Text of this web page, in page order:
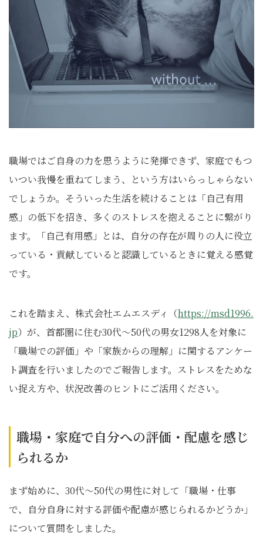
職場ではご自身の力を思うように発揮できず、家庭でもつ
いつい我慢を重ねてしまう、という方はいらっしゃらない
でしょうか。そういった生活を続けることは「自己有用
感」の低下を招き、多くのストレスを抱えることに繋がり
ます。「自己有用感」とは、自分の存在が周りの人に役立
っている・貢献していると認識しているときに覚える感覚
です。
これを踏まえ、株式会社エムエスディ（https://msd1996.
jp）が、首都圏に住む30代〜50代の男女1298人を対象に
「職場での評価」や「家族からの理解」に関するアンケー
ト調査を行いましたのでご報告します。ストレスをためな
い捉え方や、状況改善のヒントにご活用ください。
職場・家庭で自分への評価・配慮を感じ
られるか
まず始めに、30代〜50代の男性に対して「職場・仕事
で、自分自身に対する評価や配慮が感じられるかどうか」
について質問をしました。